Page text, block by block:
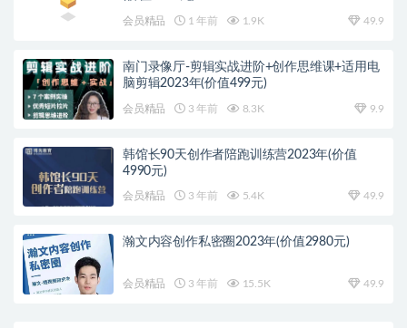
会员精品 1 年前 1.9K 49.9
南门录像厅-剪辑实战进阶+创作思维课+适用电
脑剪辑2023年(价值499元)
会员精品 3 年前 8.3K 9.9
韩馆长90天创作者陪跑训练营2023年(价值
4990元)
会员精品 3 年前 5.4K 49.9
瀚文内容创作私密圈2023年(价值2980元)
会员精品 3 年前 15.5K 49.9